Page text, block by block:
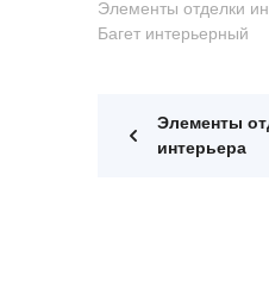
Элементы отделки
Багет интерьерный
Элементы
интерьера